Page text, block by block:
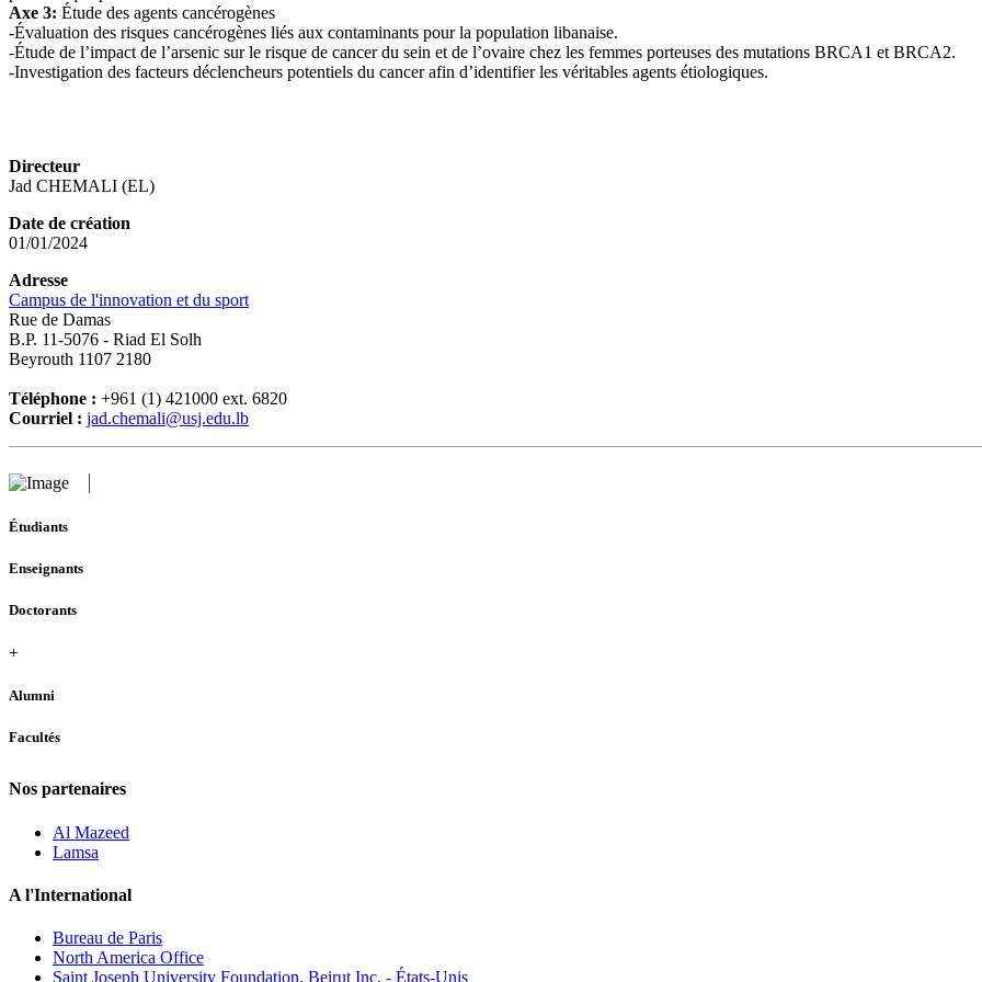
Axe 3: Étude des agents cancérogènes
-Évaluation des risques cancérogènes liés aux contaminants pour la population libanaise.
-Étude de l’impact de l’arsenic sur le risque de cancer du sein et de l’ovaire chez les femmes porteuses des mutations BRCA1 et BRCA2.
-Investigation des facteurs déclencheurs potentiels du cancer afin d’identifier les véritables agents étiologiques.
Directeur
Jad CHEMALI (EL)
Date de création
01/01/2024
Adresse
Campus de l'innovation et du sport
Rue de Damas
B.P. 11-5076 - Riad El Solh
Beyrouth 1107 2180
Téléphone : +961 (1) 421000 ext. 6820
Courriel : jad.chemali@usj.edu.lb
Étudiants
Enseignants
Doctorants
+
Alumni
Facultés
Nos partenaires
Al Mazeed
Lamsa
A l'International
Bureau de Paris
North America Office
Saint Joseph University Foundation, Beirut Inc. - États-Unis